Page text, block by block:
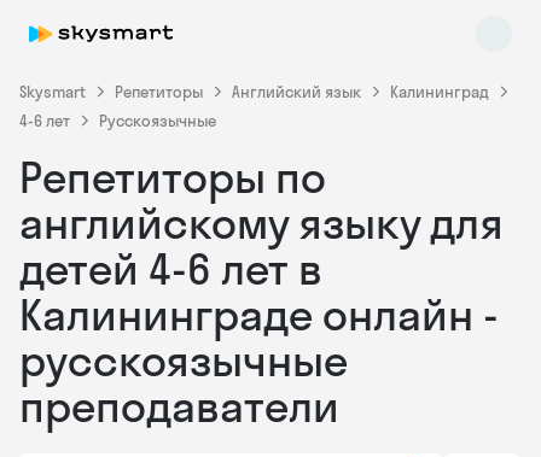
Skysmart Репетиторы Английский язык
Калининград
4-6 лет
Русскоязычные
Репетиторы по
английскому языку для
детей 4-6 лет в
Калининграде онлайн -
русскоязычные
преподаватели
Skysmart Chat